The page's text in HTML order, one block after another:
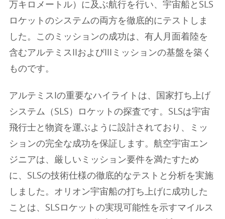
万キロメートル）に及ぶ航行を行い、宇宙船とSLS
ロケットのシステムの両方を徹底的にテストしま
した。このミッションの成功は、有人月面着陸を
含むアルテミスIIおよびIIIミッションの基盤を築く
ものです。
アルテミスIの重要なハイライトは、国家打ち上げ
システム（SLS）ロケットの探査です。SLSは宇宙
飛行士と物資を運ぶように設計されており、ミッ
ションの完全な成功を保証します。航空宇宙エン
ジニアは、厳しいミッション要件を満たすため
に、SLSの技術仕様の徹底的なテストと分析を実施
しました。オリオン宇宙船の打ち上げに成功した
ことは、SLSロケットの実現可能性を示すマイルス